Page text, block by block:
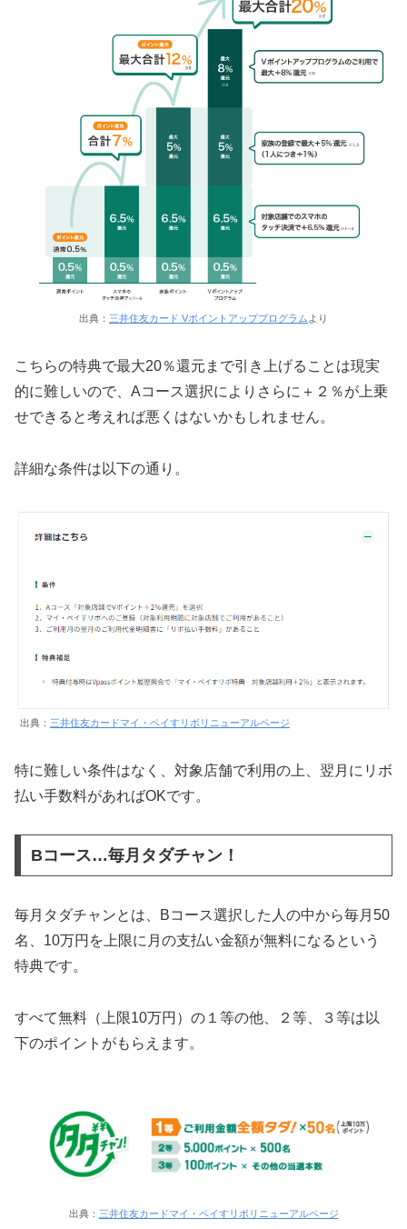
出典： 三井住友カード Vポイントアッププログラム より
こちらの特典で最大20％還元まで引き上げることは現実
的に難しいので、Aコース選択によりさらに＋２％が上乗
せできると考えれば悪くはないかもしれません。
詳細な条件は以下の通り。
出典： 三井住友カードマイ・ペイすリボリニューアルページ
特に難しい条件はなく、対象店舗で利用の上、翌月にリボ
払い手数料があればOKです。
Bコース…毎月タダチャン！
毎月タダチャンとは、Bコース選択した人の中から毎月50
名、10万円を上限に月の支払い金額が無料になるという
特典です。
すべて無料（上限10万円）の１等の他、２等、３等は以
下のポイントがもらえます。
出典： 三井住友カードマイ・ペイすリボリニューアルページ